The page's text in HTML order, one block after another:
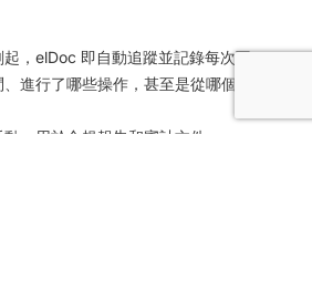
，elDoc 即自動追蹤並記錄每次互
進行了哪些操作，甚至是從哪個 IP 或
，用於合規報告和審計文件。